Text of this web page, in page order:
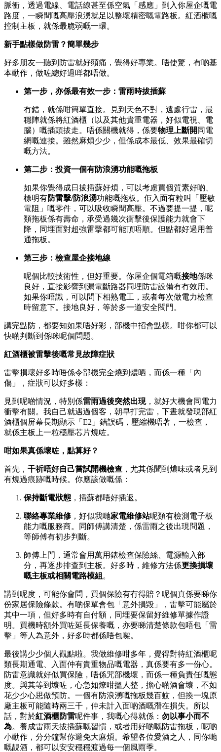
脈衝，透過電線、電話線甚至係空氣「感應」到入你屋企嘅電
路度，一瞬間嘅高壓浪湧就足以整壞精密嘅電路板。紅酒櫃嘅
控制主板，就係最脆弱嘅一環。
新手點樣做防雷？簡單幾步
好多朋友一聽到防雷就好頭痛，覺得好專業。唔使驚，有啲基
本動作，做咗總好過咩都唔做。
第一步，亦係最有效一步：雷雨時拔插蘇
冇錯，就係咁簡單直接。見到天色不對，遠處行雷，最
穩陣就係將紅酒櫃（以及其他貴重電器，好似電視、電
腦）嘅插頭拔走。唔係關機就得，係要物理上斷開 同電
網嘅連接。雖然麻煩少少，但係成本最低、效果最確切
嘅方法。
第二步：投資一個有防浪湧功能嘅拖板
如果你覺得成日拔插蘇好煩，可以考慮買個質素好啲、
標明有防雷擊/防浪湧功能嘅拖板。佢入面有粒叫「壓敏
電阻」嘅零件，可以吸收瞬間高壓。不過要提一提，呢
類拖板係有壽命，承受過幾次衝擊後保護能力就會下
降，同埋面對超強雷擊都可能頂唔順。但點都好過用普
通拖板。
第三步：檢查屋企接地線
呢個比較技術性，但好重要。你屋企個電箱嘅接地係咪
良好，直接影響到漏電斷路器同埋防雷設備有冇效用。
如果你唔識，可以問下相熟電工，或者每次做電力檢查
時留意下。接地良好，等於多一道安全閥門。
講完點防，都要知如果唔好彩，部機中招會點樣。咁你都可以
快啲判斷到係咪呢個問題。
紅酒櫃被雷擊後嘅常見故障症狀
雷擊損壞好多時唔係令部機完全燒到燶晒，而係一種「內
傷」，症狀可以好多樣：
見到呢啲情況，特別係雷雨過後突然出現，就好大機會同電力
衝擊有關。我自己就遇過個客，朝早打完雷，下晝就發現部紅
酒櫃個屏幕長期顯示「E2」錯誤碼，壓縮機唔著，一檢查，
就係主板上一粒穩壓芯片燒咗。
咁如果真係壞咗，點算好？
首先， 千祈唔好自己嘗試開機檢查 ，尤其係聞到燶味或者見到
有燒過痕跡嘅時候。你應該做嘅係：
保持斷電狀態 ，插蘇都唔好插返。
聯絡專業維修 ，好似我哋家電維修站呢類有檢測電子板
能力嘅服務商。同師傅講清楚，係雷雨之後出現問題，
等師傅有初步判斷。
師傅上門，通常會用萬用錶檢查保險絲、電源輸入部
分，再逐步排查到主板。好多時，維修方法係更換損壞
嘅主板或相關電路模組 。
講到呢度，可能你會問，買個保險有冇得賠？呢個真係要睇你
份家居保險條款。有啲保單會包「意外損毀」，雷擊可能屬於
其中一項，但好多時有自付額，同埋要保留好維修單據作證
明。買機時額外買咗延長保養嘅，亦要睇清楚條款包唔包「雷
擊」等人為意外，好多時都係唔包㗎。
最後講少少個人觀點啦。我做維修咁多年，覺得對待紅酒櫃呢
類長期通電、入面仲有貴重物品嘅電器，真係要有多一份心。
防雷意識就好似買保險，唔係咒部機壞，而係一種負責任嘅態
度。與其等到壞咗，心急如燎咁搵人整，擔心啲酒會壞，不如
花少少心思做預防。一個有防浪湧嘅拖板幾百蚊，但換一塊原
廠主板可能隨時兩三千，仲未計入面啲酒嘅潛在損失。所以
話，對於紅酒櫃防雷呢件事，我嘅心得就係： 勿以事小而不
為。養成雷雨天拔插蘇嘅習慣，或者用好啲嘅防雷拖板，呢啲
小動作，分分鐘幫你避免大麻煩。希望各位愛酒之人，同你哋
嘅靚酒，都可以安安穩穩渡過每一個風雨季。